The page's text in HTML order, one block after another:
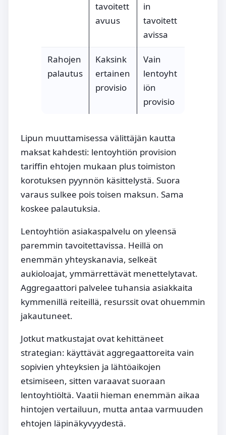
tavoitett
avuus
in
tavoitett
avissa
Rahojen
palautus
Kaksink
ertainen
provisio
Vain
lentoyht
iön
provisio
Lipun muuttamisessa välittäjän kautta
maksat kahdesti: lentoyhtiön provision
tariffin ehtojen mukaan plus toimiston
korotuksen pyynnön käsittelystä. Suora
varaus sulkee pois toisen maksun. Sama
koskee palautuksia.
Lentoyhtiön asiakaspalvelu on yleensä
paremmin tavoitettavissa. Heillä on
enemmän yhteyskanavia, selkeät
aukioloajat, ymmärrettävät menettelytavat.
Aggregaattori palvelee tuhansia asiakkaita
kymmenillä reiteillä, resurssit ovat ohuemmin
jakautuneet.
Jotkut matkustajat ovat kehittäneet
strategian: käyttävät aggregaattoreita vain
sopivien yhteyksien ja lähtöaikojen
etsimiseen, sitten varaavat suoraan
lentoyhtiöltä. Vaatii hieman enemmän aikaa
hintojen vertailuun, mutta antaa varmuuden
ehtojen läpinäkyvyydestä.